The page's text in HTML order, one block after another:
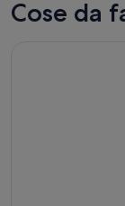
Cose da